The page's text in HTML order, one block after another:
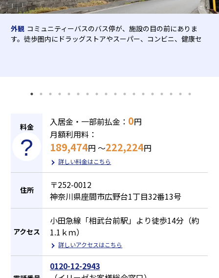
意外と知らない介護保険の基本
採用情報 会社概要 オーナー募集
外観 コミュニティーバスのバス停が、施設の目の前にありま
す。徒歩圏内にドラッグストアやスーパー、コンビニ、健康セ
料金 入居金・一部前払金： 0円
月額利用料：
189,474円 ～222,224円
詳しい料金はこちら
住所
〒252-0012
神奈川県座間市広野台1丁目32番13号
アクセス
小田急線「相武台前駅」より徒歩14分（約
1.1ｋｍ）
詳しいアクセスはこちら
0120-12-2943